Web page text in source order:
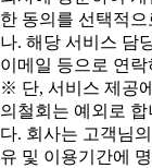
한 동의를 선택적
나. 해당 서비스 담
이메일 등으로 연
※ 단, 서비스 제공
의철회는 예외로 합
다. 회사는 고객님
유 및 이용기간에